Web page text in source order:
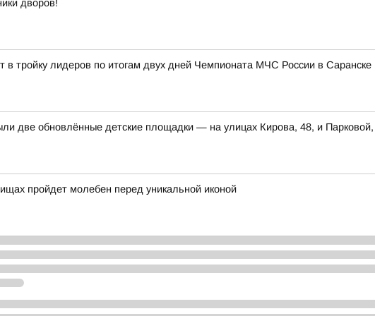
дворов!
в тройку лидеров по итогам двух дней Чемпионата МЧС России в Саранске
две обновлённые детские площадки — на улицах Кирова, 48, и
пройдет молебен перед уникальной иконой